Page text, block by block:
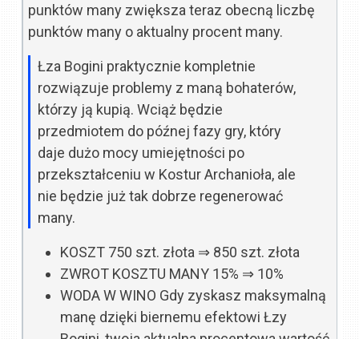
punktów many zwiększa teraz obecną liczbę
punktów many o aktualny procent many.
Łza Bogini praktycznie kompletnie
rozwiązuje problemy z maną bohaterów,
którzy ją kupią. Wciąż będzie
przedmiotem do późnej fazy gry, który
daje dużo mocy umiejętności po
przekształceniu w Kostur Archanioła, ale
nie będzie już tak dobrze regenerować
many.
KOSZT 750 szt. złota ⇒ 850 szt. złota
ZWROT KOSZTU MANY 15% ⇒ 10%
WODA W WINO Gdy zyskasz maksymalną
manę dzięki biernemu efektowi Łzy